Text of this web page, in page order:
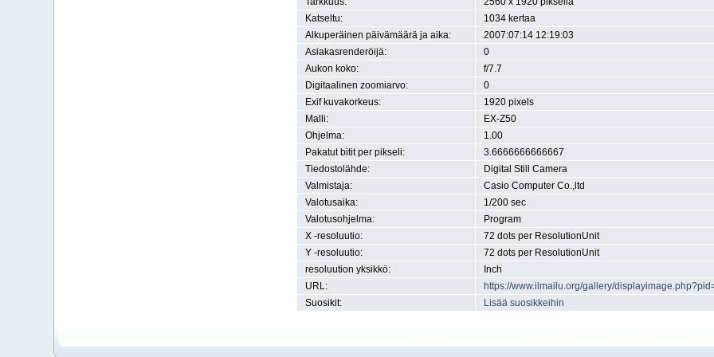
Katseltu:
1034 kertaa
Alkuperäinen päivämäärä ja aika:
2007:07:14 12:19:03
Asiakasrenderöijä:
0
Aukon koko:
f/7.7
Digitaalinen zoomiarvo:
0
Exif kuvakorkeus:
1920 pixels
Malli:
EX-Z50
Ohjelma:
1.00
Pakatut bitit per pikseli:
3.6666666666667
Tiedostolähde:
Digital Still Camera
Valmistaja:
Casio Computer Co.,ltd
Valotusaika:
1/200 sec
Valotusohjelma:
Program
X -resoluutio:
72 dots per ResolutionUnit
Y -resoluutio:
72 dots per ResolutionUnit
resoluution yksikkö:
Inch
URL:
https://www.ilmailu.org/gallery/
Suosikit:
Lisää suosikkeihin